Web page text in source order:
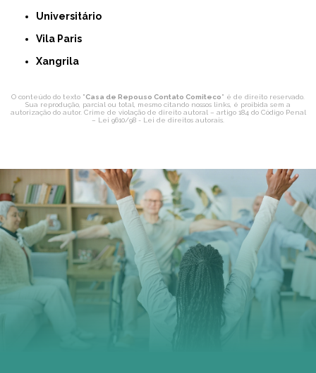
Universitário
Vila Paris
Xangrila
O conteúdo do texto "Casa de Repouso Contato Comiteco" é de direito reservado.
Sua reprodução, parcial ou total, mesmo citando nossos links, é proibida sem a
autorização do autor. Crime de violação de direito autoral – artigo 184 do Código Penal
– Lei 9610/98 - Lei de direitos autorais